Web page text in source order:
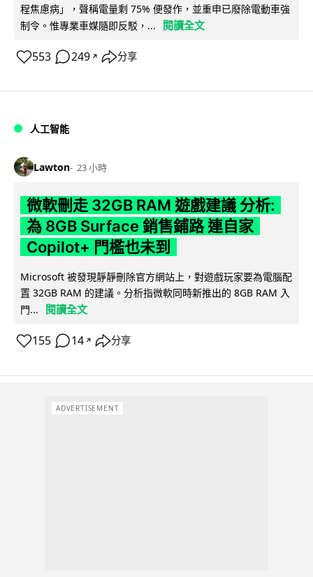
程焦慮病」，聲稱電量剩 75% 便發作，並重申已廢除電動車強
制令。惟專業車媒隨即反駁，...
閱讀全文
553 249 ↗ 分享
人工智能
Lawton 23 小時
微軟刪走 32GB RAM 遊戲建議 分析:
為 8GB Surface 銷售鋪路 連自家
Copilot+ 門檻也未到
Microsoft 被發現靜靜刪除官方網站上，對遊戲玩家要為電腦配
置 32GB RAM 的建議。分析指微軟同時新推出的 8GB RAM 入
門...
閱讀全文
155 14 ↗ 分享
ADVERTISEMENT